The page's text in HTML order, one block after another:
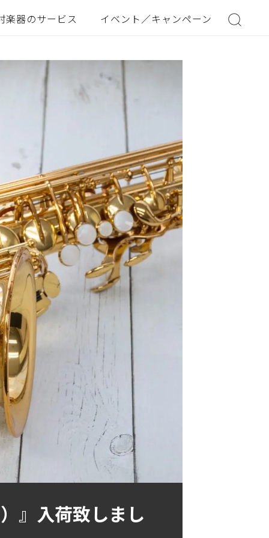
楽器のサービス イベント／キャンペーン
』入荷致しまし